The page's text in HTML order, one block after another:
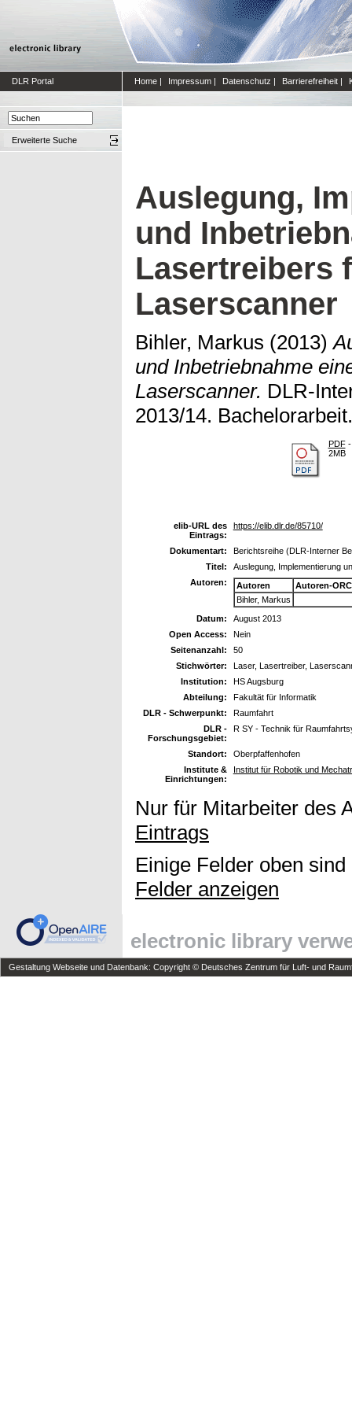
DLR Portal Home | Impressum | Datenschutz | Barrierefreiheit |
Erweiterte Suche
Auslegung,
und
Lasertreibers
Laserscanner
Bihler, Markus (2013)
und Inbetriebnahme
Laserscanner. DLR-
2013/14.
PDF-
2MB
elib-URL des
Eintrags:
https://elib.dlr.de/85710/
Dokumentart:
Berichtsreihe (DLR-Interner
Titel:
Auslegung, Implementierung
Autoren:
Autoren
Autoren-
Bihler, Markus
Datum:
August 2013
Open Access:
Nein
Seitenanzahl:
50
Stichwörter:
Laser, Lasertreiber,
Institution:
HS Augsburg
Abteilung:
Fakultät für Informatik
DLR - Schwerpunkt:
Raumfahrt
DLR -
Forschungsgebiet:
R SY - Technik für
Standort:
Oberpfaffenhofen
Institute &
Einrichtungen:
Institut für Robotik und
Nur für Mitarbeiter des
Eintrags
Einige Felder oben
Felder anzeigen
electronic library
Gestaltung Webseite und Datenbank: Copyright © Deutsches Zentrum für Luft- und